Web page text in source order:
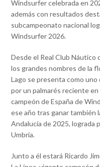
Windsurfer celebrada en
además con resultados
subcampeonato nacional
Windsurfer 2026.
Desde el Real Club Náutico
los grandes nombres de la
Lago se presenta como uno
por un palmarés reciente
campeón de España de
ese año tras ganar también
Andalucía de 2025, lograda
Umbría.
Junto a él estará Ricardo